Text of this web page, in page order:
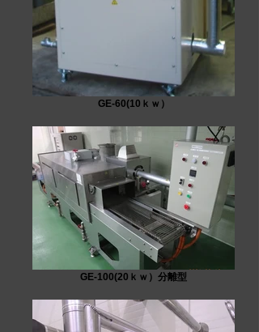
GE-60(10ｋｗ）
GE-100(20ｋｗ）分離型